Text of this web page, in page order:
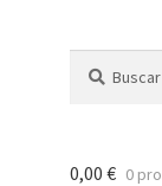
por:
0,00 € 0